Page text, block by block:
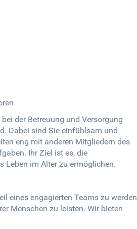
der Betreuung und Versorgung
Dabei sind Sie einfühlsam und
eng mit anderen Mitgliedern des
Ihr Ziel ist es, die
Leben im Alter zu ermöglichen.
eines engagierten Teams zu werden
Menschen zu leisten. Wir bieten